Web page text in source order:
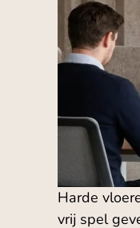
Harde
vrij spel